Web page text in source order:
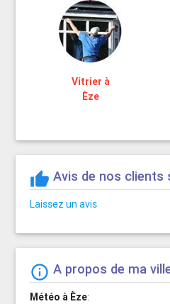
Vitrier à
Èze
thumb_up Avis de nos clients
Laissez un avis
info_outline A propos de ma
Météo à Èze: